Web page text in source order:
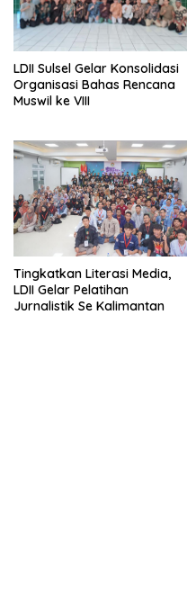
LDII Sulsel Gelar Konsolidasi
Organisasi Bahas Rencana
Muswil ke VIII
Tingkatkan Literasi Media,
LDII Gelar Pelatihan
Jurnalistik Se Kalimantan